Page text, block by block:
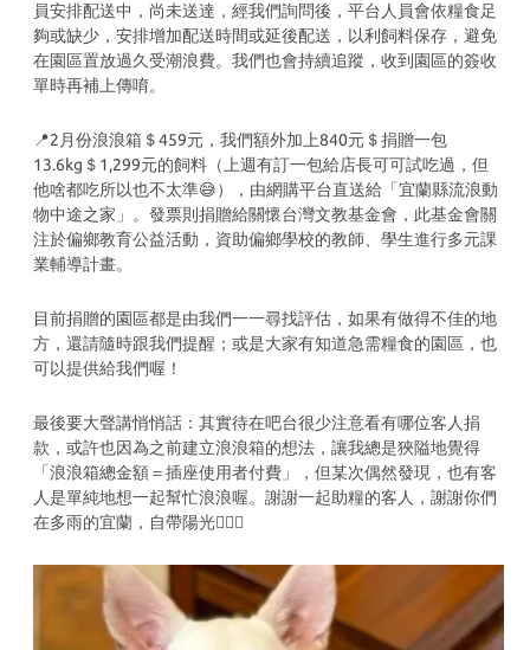
員安排配送中，尚未送達，經我們詢問後，平台人員會依糧食足
夠或缺少，安排增加配送時間或延後配送，以利飼料保存，避免
在園區置放過久受潮浪費。我們也會持續追蹤，收到園區的簽收
單時再補上傳唷。
📍2月份浪浪箱＄459元，我們額外加上840元＄捐贈一包
13.6kg＄1,299元的飼料（上週有訂一包給店長可可試吃過，但
他啥都吃所以也不太準😅），由網購平台直送給「宜蘭縣流浪動
物中途之家」。發票則捐贈給關懷台灣文教基金會，此基金會關
注於偏鄉教育公益活動，資助偏鄉學校的教師、學生進行多元課
業輔導計畫。
目前捐贈的園區都是由我們一一尋找評估，如果有做得不佳的地
方，還請隨時跟我們提醒；或是大家有知道急需糧食的園區，也
可以提供給我們喔！
最後要大聲講悄悄話：其實待在吧台很少注意看有哪位客人捐
款，或許也因為之前建立浪浪箱的想法，讓我總是狹隘地覺得
「浪浪箱總金額＝插座使用者付費」，但某次偶然發現，也有客
人是單純地想一起幫忙浪浪喔。謝謝一起助糧的客人，謝謝你們
在多雨的宜蘭，自帶陽光🙇🏻‍♀️